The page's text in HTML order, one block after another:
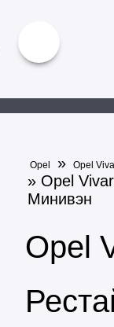
Opel » Opel
» Opel
Минивэн
Opel